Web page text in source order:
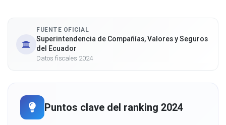
FUENTE OFICIAL
Superintendencia de Compañías, Valores y Seguros
del Ecuador
Datos fiscales 2024
Puntos clave del ranking 2024